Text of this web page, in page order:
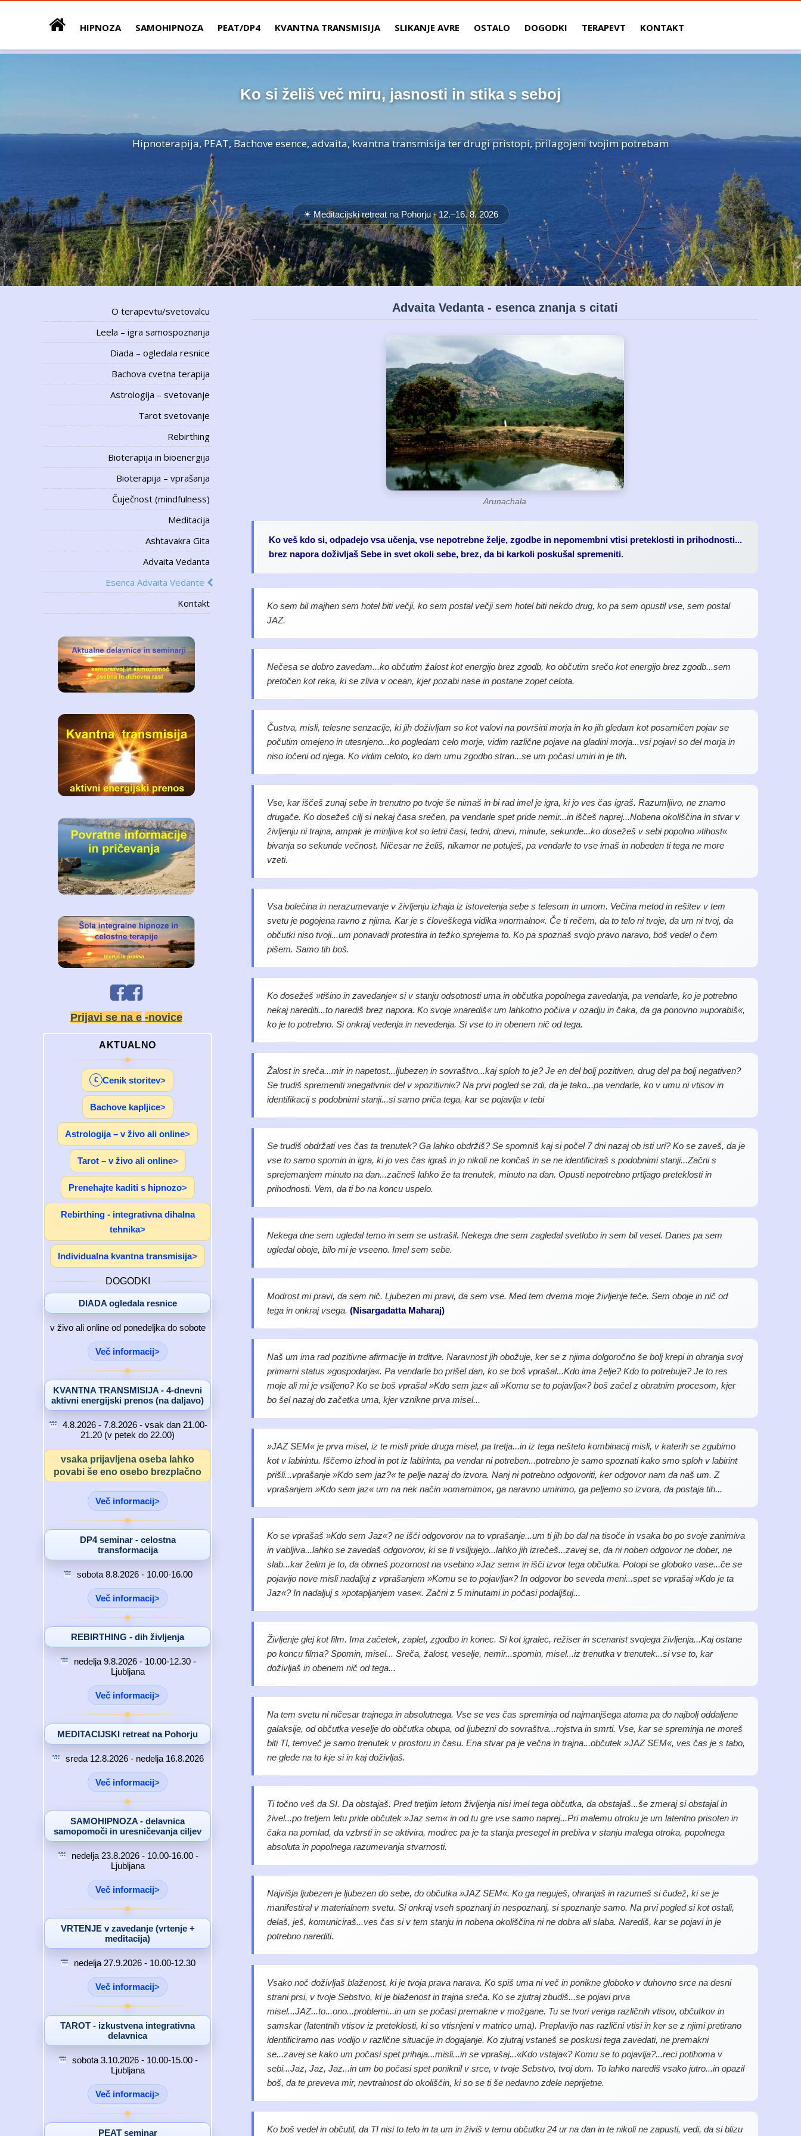
HIPNOZA SAMOHIPNOZA PEAT/DP4 KVANTNA TRANSMISIJA SLIKANJE AVRE OSTALO DOGODKI TERAPEVT KONTAKT
Ko si želiš več miru, jasnosti in stika s seboj
Hipnoterapija, PEAT, Bachove esence, advaita, kvantna transmisija ter drugi pristopi, prilagojeni tvojim potrebam
☀ Meditacijski retreat na Pohorju ·12.–16. 8. 2026
Advaita Vedanta - esenca znanja s citati
Arunachala
Ko veš kdo si, odpadejo vsa učenja, vse nepotrebne želje, zgodbe in nepomembni vtisi preteklosti in prihodnosti...
brez napora doživljaš Sebe in svet okoli sebe, brez, da bi karkoli poskušal spremeniti.
Ko sem bil majhen sem hotel biti večji, ko sem postal večji sem hotel biti nekdo drug, ko pa sem opustil vse, sem postal
JAZ.
Nečesa se dobro zavedam...ko občutim žalost kot energijo brez zgodb, ko občutim srečo kot energijo brez zgodb...sem
pretočen kot reka, ki se zliva v ocean, kjer pozabi nase in postane zopet celota.
Čustva, misli, telesne senzacije, ki jih doživljam so kot valovi na površini morja in ko jih gledam kot posamičen pojav se
počutim omejeno in utesnjeno...ko pogledam celo morje, vidim različne pojave na gladini morja...vsi pojavi so del morja in
niso ločeni od njega. Ko vidim celoto, ko dam umu zgodbo stran...se um počasi umiri in je tih.
Vse, kar iščeš zunaj sebe in trenutno po tvoje še nimaš in bi rad imel je igra, ki jo ves čas igraš. Razumljivo, ne znamo
drugače. Ko dosežeš cilj si nekaj časa srečen, pa vendarle spet pride nemir...in iščeš naprej...Nobena okoliščina in stvar v
življenju ni trajna, ampak je minljiva kot so letni časi, tedni, dnevi, minute, sekunde...ko dosežeš v sebi popolno »tihost«
bivanja so sekunde večnost. Ničesar ne želiš, nikamor ne potuješ, pa vendarle to vse imaš in nobeden ti tega ne more
vzeti.
Vsa bolečina in nerazumevanje v življenju izhaja iz istovetenja sebe s telesom in umom. Večina metod in rešitev v tem
svetu je pogojena ravno z njima. Kar je s človeškega vidika »normalno«. Če ti rečem, da to telo ni tvoje, da um ni tvoj, da
občutki niso tvoji...um ponavadi protestira in težko sprejema to. Ko pa spoznaš svojo pravo naravo, boš vedel o čem
pišem. Samo tih boš.
Ko dosežeš »tišino in zavedanje« si v stanju odsotnosti uma in občutka popolnega zavedanja, pa vendarle, ko je potrebno
nekaj narediti...to narediš brez napora. Ko svoje »narediš« um lahkotno počiva v ozadju in čaka, da ga ponovno »uporabiš«,
ko je to potrebno. Si onkraj vedenja in nevedenja. Si vse to in obenem nič od tega.
Žalost in sreča...mir in napetost...ljubezen in sovraštvo...kaj sploh to je? Je en del bolj pozitiven, drug del pa bolj negativen?
Se trudiš spremeniti »negativni« del v »pozitivni«? Na prvi pogled se zdi, da je tako...pa vendarle, ko v umu ni vtisov in
identifikacij s podobnimi stanji...si samo priča tega, kar se pojavlja v tebi
Se trudiš obdržati ves čas ta trenutek? Ga lahko obdržiš? Se spomniš kaj si počel 7 dni nazaj ob isti uri? Ko se zaveš, da je
vse to samo spomin in igra, ki jo ves čas igraš in jo nikoli ne končaš in se ne identificiraš s podobnimi stanji...Začni s
sprejemanjem minuto na dan...začneš lahko že ta trenutek, minuto na dan. Opusti nepotrebno prtljago preteklosti in
prihodnosti. Vem, da ti bo na koncu uspelo.
Nekega dne sem ugledal temo in sem se ustrašil. Nekega dne sem zagledal svetlobo in sem bil vesel. Danes pa sem
ugledal oboje, bilo mi je vseeno. Imel sem sebe.
Modrost mi pravi, da sem nič. Ljubezen mi pravi, da sem vse. Med tem dvema moje življenje teče. Sem oboje in nič od
tega in onkraj vsega. (Nisargadatta Maharaj)
Naš um ima rad pozitivne afirmacije in trditve. Naravnost jih obožuje, ker se z njima dolgoročno še bolj krepi in ohranja svoj
primarni status »gospodarja«. Pa vendarle bo prišel dan, ko se boš vprašal...Kdo ima želje? Kdo to potrebuje? Je to res
moje ali mi je vsiljeno? Ko se boš vprašal »Kdo sem jaz« ali »Komu se to pojavlja«? boš začel z obratnim procesom, kjer
bo šel nazaj do začetka uma, kjer vznikne prva misel...
»JAZ SEM« je prva misel, iz te misli pride druga misel, pa tretja...in iz tega nešteto kombinacij misli, v katerih se zgubimo
kot v labirintu. Iščemo izhod in pot iz labirinta, pa vendar ni potreben...potrebno je samo spoznati kako smo sploh v labirint
prišli...vprašanje »Kdo sem jaz?« te pelje nazaj do izvora. Nanj ni potrebno odgovoriti, ker odgovor nam da naš um. Z
vprašanjem »Kdo sem jaz« um na nek način »omamimo«, ga naravno umirimo, ga peljemo so izvora, da postaja tih...
Ko se vprašaš »Kdo sem Jaz«? ne išči odgovorov na to vprašanje...um ti jih bo dal na tisoče in vsaka bo po svoje zanimiva
in vabljiva...lahko se zavedaš odgovorov, ki se ti vsiljujejo...lahko jih izrečeš...zavej se, da ni noben odgovor ne dober, ne
slab...kar želim je to, da obrneš pozornost na vsebino »Jaz sem« in išči izvor tega občutka. Potopi se globoko vase...če se
pojavijo nove misli nadaljuj z vprašanjem »Komu se to pojavlja«? In odgovor bo seveda meni...spet se vprašaj »Kdo je ta
Jaz«? In nadaljuj s »potapljanjem vase«. Začni z 5 minutami in počasi podaljšuj...
Življenje glej kot film. Ima začetek, zaplet, zgodbo in konec. Si kot igralec, režiser in scenarist svojega življenja...Kaj ostane
po koncu filma? Spomin, misel... Sreča, žalost, veselje, nemir...spomin, misel...iz trenutka v trenutek...si vse to, kar
doživljaš in obenem nič od tega...
Na tem svetu ni ničesar trajnega in absolutnega. Vse se ves čas spreminja od najmanjšega atoma pa do najbolj oddaljene
galaksije, od občutka veselje do občutka obupa, od ljubezni do sovraštva...rojstva in smrti. Vse, kar se spreminja ne moreš
biti TI, temveč je samo trenutek v prostoru in času. Ena stvar pa je večna in trajna...občutek »JAZ SEM«, ves čas je s tabo,
ne glede na to kje si in kaj doživljaš.
Ti točno veš da SI. Da obstajaš. Pred tretjim letom življenja nisi imel tega občutka, da obstajaš...še zmeraj si obstajal in
živel...po tretjem letu pride občutek »Jaz sem« in od tu gre vse samo naprej...Pri malemu otroku je um latentno prisoten in
čaka na pomlad, da vzbrsti in se aktivira, modrec pa je ta stanja presegel in prebiva v stanju malega otroka, popolnega
absoluta in popolnega razumevanja stvarnosti.
Najvišja ljubezen je ljubezen do sebe, do občutka »JAZ SEM«. Ko ga neguješ, ohranjaš in razumeš si čudež, ki se je
manifestiral v materialnem svetu. Si onkraj vseh spoznanj in nespoznanj, si spoznanje samo. Na prvi pogled si kot ostali,
delaš, ješ, komuniciraš...ves čas si v tem stanju in nobena okoliščina ni ne dobra ali slaba. Narediš, kar se pojavi in je
potrebno narediti.
Vsako noč doživljaš blaženost, ki je tvoja prava narava. Ko spiš uma ni več in ponikne globoko v duhovno srce na desni
strani prsi, v tvoje Sebstvo, ki je blaženost in trajna sreča. Ko se zjutraj zbudiš...se pojavi prva
misel...JAZ...to...ono...problemi...in um se počasi premakne v možgane. Tu se tvori veriga različnih vtisov, občutkov in
samskar (latentnih vtisov iz preteklosti, ki so vtisnjeni v matrico uma). Preplavijo nas različni vtisi in ker se z njimi pretirano
identificiramo nas vodijo v različne situacije in dogajanje. Ko zjutraj vstaneš se poskusi tega zavedati, ne premakni
se...zavej se kako um počasi spet prihaja...misli...in se vprašaj...«Kdo vstaja«? Komu se to pojavlja?...reci potihoma v
sebi...Jaz, Jaz, Jaz...in um bo počasi spet poniknil v srce, v tvoje Sebstvo, tvoj dom. To lahko narediš vsako jutro...in opazil
boš, da te preveva mir, nevtralnost do okoliščin, ki so se ti še nedavno zdele neprijetne.
Ko boš vedel in občutil, da TI nisi to telo in ta um in živiš v temu občutku 24 ur na dan in te nikoli ne zapusti, vedi, da si blizu
O terapevtu/svetovalcu
Leela – igra samospoznanja
Diada – ogledala resnice
Bachova cvetna terapija
Astrologija – svetovanje
Tarot svetovanje
Rebirthing
Bioterapija in bioenergija
Bioterapija – vprašanja
Čuječnost (mindfulness)
Meditacija
Ashtavakra Gita
Advaita Vedanta
Esenca Advaita Vedante
Kontakt
Prijavi se na e -novice
AKTUALNO
€ Cenik storitev
Bachove kapljice
Astrologija – v živo ali online
Tarot – v živo ali online
Prenehajte kaditi s hipnozo
Rebirthing - integrativna dihalna
tehnika
Individualna kvantna transmisija
DOGODKI
DIADA ogledala resnice
v živo ali online od ponedeljka do sobote
Več informacij
KVANTNA TRANSMISIJA - 4-dnevni
aktivni energijski prenos (na daljavo)
4.8.2026 - 7.8.2026 - vsak dan 21.00-
21.20 (v petek do 22.00)
vsaka prijavljena oseba lahko
povabi še eno osebo brezplačno
Več informacij
DP4 seminar - celostna
transformacija
sobota 8.8.2026 - 10.00-16.00
Več informacij
REBIRTHING - dih življenja
nedelja 9.8.2026 - 10.00-12.30 -
Ljubljana
Več informacij
MEDITACIJSKI retreat na Pohorju
sreda 12.8.2026 - nedelja 16.8.2026
Več informacij
SAMOHIPNOZA - delavnica
samopomoči in uresničevanja ciljev
nedelja 23.8.2026 - 10.00-16.00 -
Ljubljana
Več informacij
VRTENJE v zavedanje (vrtenje +
meditacija)
nedelja 27.9.2026 - 10.00-12.30
Več informacij
TAROT - izkustvena integrativna
delavnica
sobota 3.10.2026 - 10.00-15.00 -
Ljubljana
Več informacij
PEAT seminar